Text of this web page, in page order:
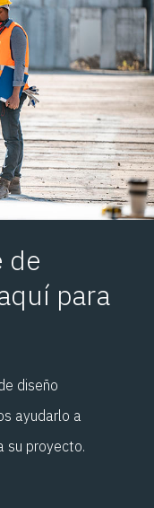
de
para
diseño
ayudarlo a
su proyecto.